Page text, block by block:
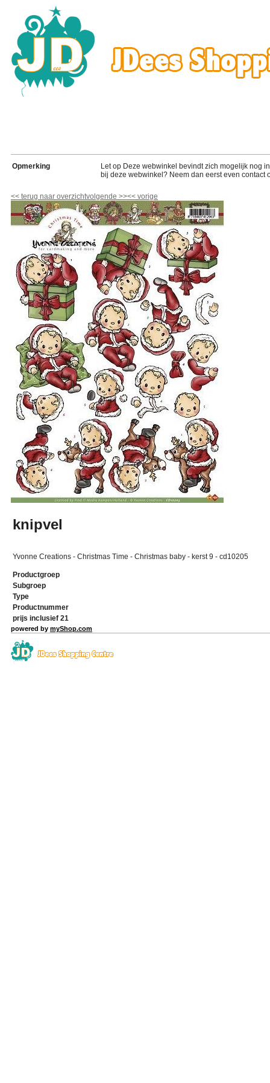
Opmerking
Let op Deze webwinkel bevindt zich mogelijk nog
bij deze webwinkel? Neem dan eerst even contact
<< terug naar overzichtvolgende >><< vorige
knipvel
Yvonne Creations - Christmas Time - Christmas baby - kerst 9 - cd10205
Productgroep
Subgroep
Type
Productnummer
prijs inclusief 21
powered by myShop.com